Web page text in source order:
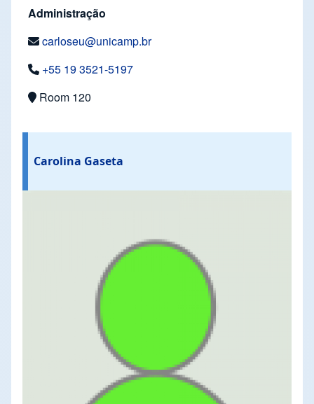
Administração
carloseu@unicamp.br
+55 19 3521-5197
Room 120
Carolina Gaseta